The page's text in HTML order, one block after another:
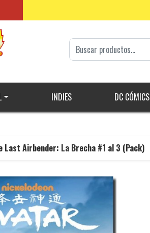
INDIES DC CÓMICS
Last Airbender: La Brecha #1 al 3 (Pack)